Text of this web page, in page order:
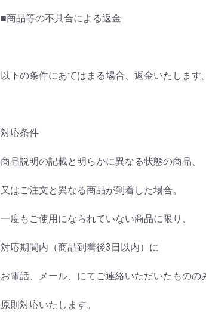
■商品等の不具合による返金
以下の条件にあてはまる場合、返金いたします。
対応条件
商品説明の記載と明らかに異なる状態の商品、
又はご注文と異なる商品が到着した場合。
一度もご使用になられていない商品に限り、
対応期間内（商品到着後3日以内）に
お電話、メール、にてご連絡いただいたものの
原則対応いたします。